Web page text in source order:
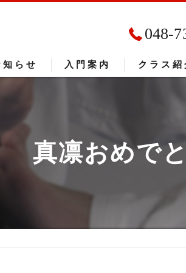
048-
知らせ 入門案内 クラス紹
真凛おめで